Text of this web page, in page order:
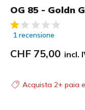
OG 85 - Goldn
Valutazione cliente
1 recensione
CHF 75,00 incl.
Acquista 2+ paia